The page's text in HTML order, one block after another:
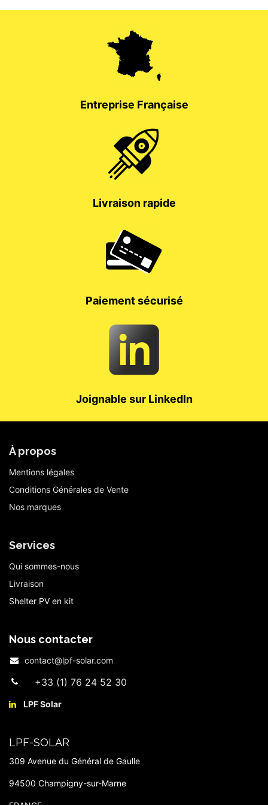
Entreprise Française
Livraison rapide
Paiement sécurisé
Joignable sur LinkedIn
À propos
Mentions légales
Conditions Générales de Vente
Nos marques
Services
Qui sommes-nous
Livraison
Shelter PV en kit
Nous contacter
contact@lpf-solar.com
+33 (1) 76 24 52 30
LPF Solar​
LPF-SOLAR
309 Avenue du Général de Gaulle
94500 Champigny-sur-Marne